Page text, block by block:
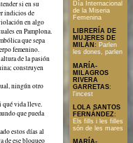
si en su
indicios de
en algo
en Pamplona.
que sepa
femenino.
de la pasión
construyen
ningún otro
qué vida lleve.
que pueda
estos días al
de ese bloqueo
Día Internacional
de la Miseria
Femenina
LIBRERÍA DE
MUJERES DE
MILÁN : Parlen
les dones, parlen
MARÍA-
MILAGROS
RIVERA
GARRETAS:
l'incest
LOLA SANTOS
FERNÁNDEZ:
Els fills i les filles
són de les mares